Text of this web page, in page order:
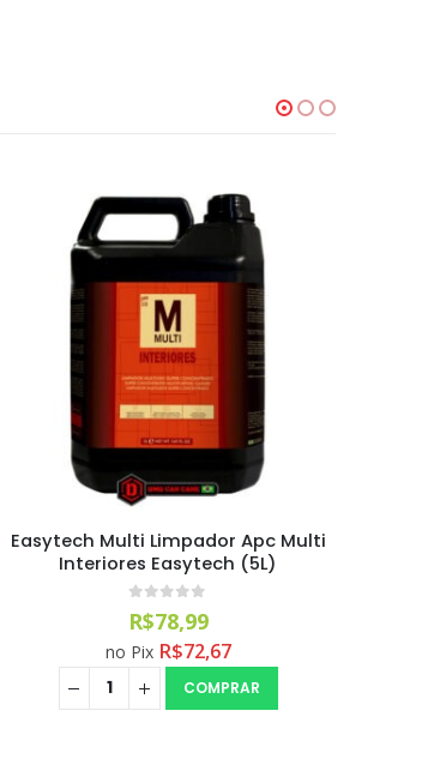
Sintra Fast Limpador Multi-uso
Bactericida Vonixx (500ml)
out of 5
R$32,99
no Pix R$30,35
COMPRAR